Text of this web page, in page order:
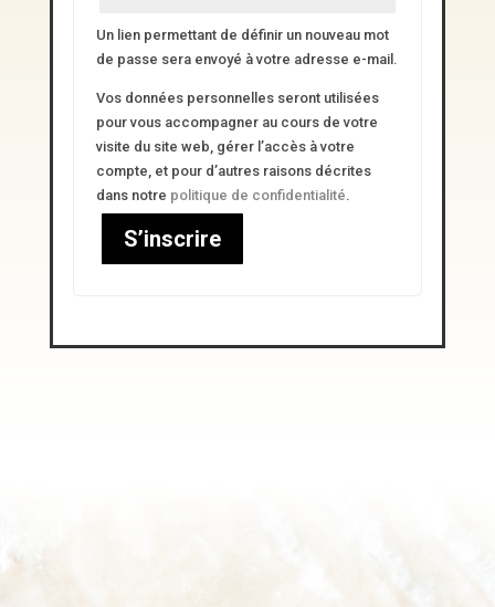
Un lien permettant de définir un nouveau mot
de passe sera envoyé à votre adresse e-mail.
Vos données personnelles seront utilisées
pour vous accompagner au cours de votre
visite du site web, gérer l’accès à votre
compte, et pour d’autres raisons décrites
dans notre politique de confidentialité.
S’inscrire